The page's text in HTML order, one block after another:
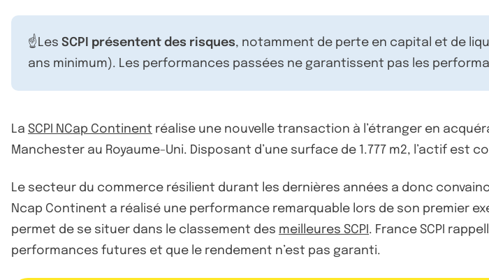
☝️Les SCPI présentent des risques, notamment de perte en capital et de
ans minimum). Les performances passées ne garantissent pas les
La SCPI NCap Continent réalise une nouvelle transaction à l’étranger en
Manchester au Royaume-Uni. Disposant d’une surface de 1.777 m2, l’actif est
Le secteur du commerce résilient durant les dernières années a donc
Ncap Continent a réalisé une performance remarquable lors de son premier
permet de se situer dans le classement des meilleures SCPI . France SCPI
performances futures et que le rendement n’est pas garanti.